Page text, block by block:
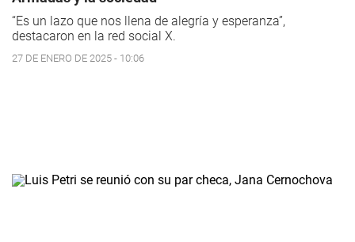
“Es un lazo que nos llena de alegría y esperanza”,
destacaron en la red social X.
27 DE ENERO DE 2025 - 10:06